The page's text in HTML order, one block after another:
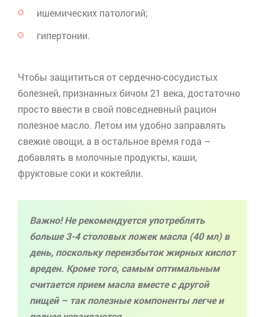
ишемических патологий;
гипертонии.
Чтобы защититься от сердечно-сосудистых
болезней, признанных бичом 21 века, достаточно
просто ввести в свой повседневный рацион
полезное масло. Летом им удобно заправлять
свежие овощи, а в остальное время года –
добавлять в молочные продукты, каши,
фруктовые соки и коктейли.
Важно! Не рекомендуется употреблять
больше 3-4 столовых ложек масла (40 мл) в
день, поскольку переизбыток жирных кислот
вреден. Кроме того, самым оптимальным
считается прием масла вместе с другой
пищей – так полезные компоненты легче и